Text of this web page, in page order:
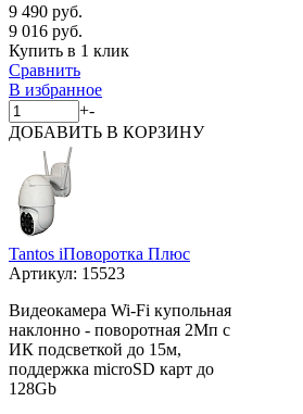
9 490 руб.
9 016 руб.
Купить в 1 клик
Сравнить
В избранное
+-
ДОБАВИТЬ В КОРЗИНУ
Tantos iПоворотка Плюс
Артикул: 15523
Видеокамера Wi-Fi купольная
наклонно - поворотная 2Мп с
ИК подсветкой до 15м,
поддержка microSD карт до
128Gb